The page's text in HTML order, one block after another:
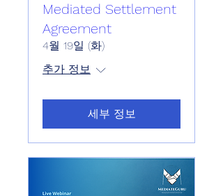
Mediated Settlement
Agreement
4월 19일 (화)
추가 정보
세부 정보